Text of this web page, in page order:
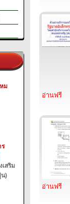
ม
ร
สริม
น)
อ่านฟรี
อ่านฟรี